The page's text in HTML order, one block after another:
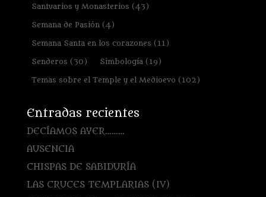
Santuarios y Monasterios (43)
Semana de Pasión(4)
Semana Santa en los corazones (11)
Senderos (30) Simbología(19)
Temas sobre el Temple y el Medioevo (102)
Entradas recientes
DECÍAMOS AYER………
AUSENCIA
CHISPAS DE SABIDURÍA
LAS CRUCES TEMPLARIAS (IV)